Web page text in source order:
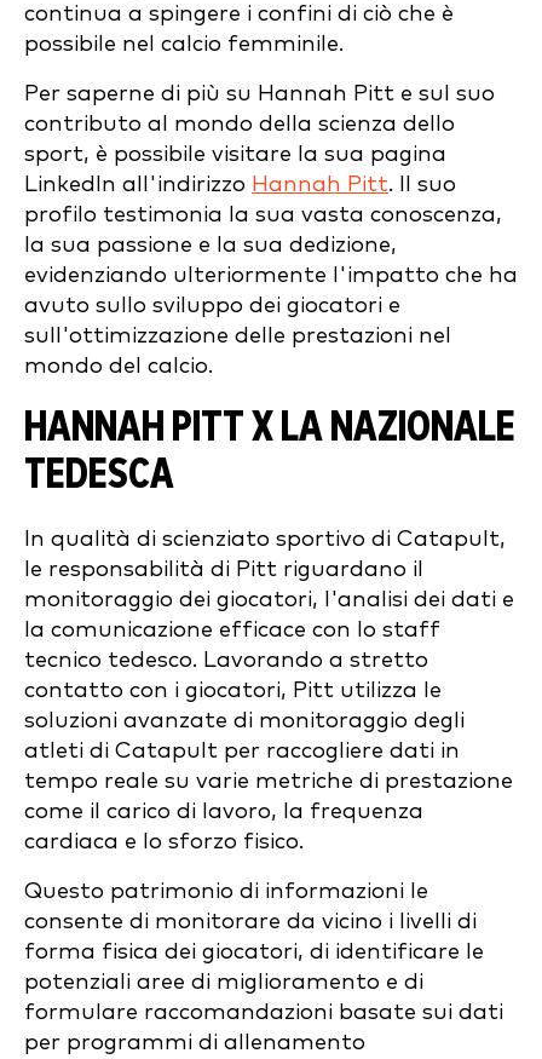
continua a spingere i confini di ciò che è
possibile nel calcio femminile.
Per saperne di più su Hannah Pitt e sul suo
contributo al mondo della scienza dello
sport, è possibile visitare la sua pagina
LinkedIn all'indirizzo Hannah Pitt. Il suo
profilo testimonia la sua vasta conoscenza,
la sua passione e la sua dedizione,
evidenziando ulteriormente l'impatto che ha
avuto sullo sviluppo dei giocatori e
sull'ottimizzazione delle prestazioni nel
mondo del calcio.
HANNAH PITT X LA NAZIONALE
TEDESCA
In qualità di scienziato sportivo di Catapult,
le responsabilità di Pitt riguardano il
monitoraggio dei giocatori, l'analisi dei dati e
la comunicazione efficace con lo staff
tecnico tedesco. Lavorando a stretto
contatto con i giocatori, Pitt utilizza le
soluzioni avanzate di monitoraggio degli
atleti di Catapult per raccogliere dati in
tempo reale su varie metriche di prestazione
come il carico di lavoro, la frequenza
cardiaca e lo sforzo fisico.
Questo patrimonio di informazioni le
consente di monitorare da vicino i livelli di
forma fisica dei giocatori, di identificare le
potenziali aree di miglioramento e di
formulare raccomandazioni basate sui dati
per programmi di allenamento